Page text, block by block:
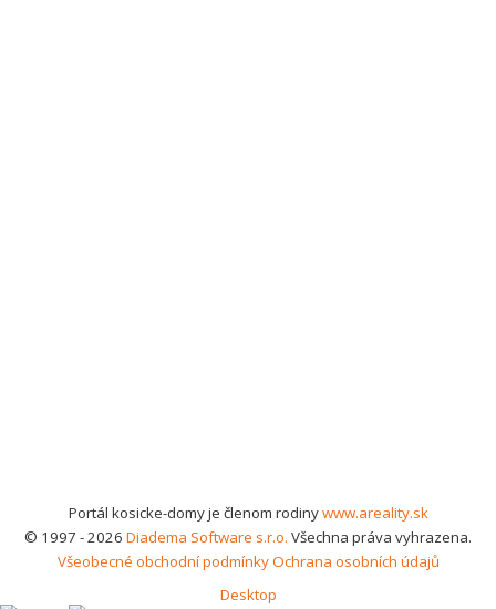
Portál kosicke-domy je členom rodinywww.areality.sk
© 1997 - 2026 Diadema Software s.r.o. Všechna práva vyhrazena.
Všeobecné obchodní podmínkyOchrana osobních údajů
Desktop